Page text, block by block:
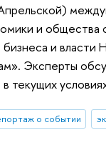
и общества
бизнеса и
Эксперты
текущих
о событии